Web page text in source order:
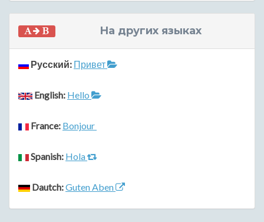
На других языках
Русский: Привет
English: Hello
France: Bonjour
Spanish: Hola
Dautch:Guten Aben